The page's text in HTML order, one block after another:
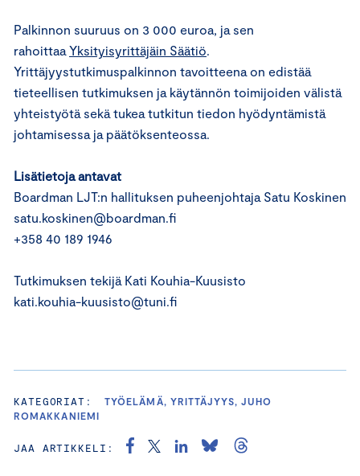
Palkinnon suuruus on 3 000 euroa, ja sen
rahoittaa Yksityisyrittäjäin Säätiö
Yrittäjyystutkimuspalkinnon tavoitteena on edistää
tieteellisen tutkimuksen ja käytännön toimijoiden välistä
yhteistyötä sekä tukea tutkitun tiedon hyödyntämistä
johtamisessa ja päätöksenteossa.
Lisätietoja antavat
Boardman LJT:n hallituksen puheenjohtaja Satu Koskinen
satu.koskinen@boardman.fi
+358 40 189 1946
Tutkimuksen tekijä Kati Kouhia-Kuusisto
kati.kouhia-kuusisto@tuni.fi
KATEGORIAT:
TYÖELÄMÄ, YRITTÄJYYS, JUHO
ROMAKKANIEMI
JAA ARTIKKELI: